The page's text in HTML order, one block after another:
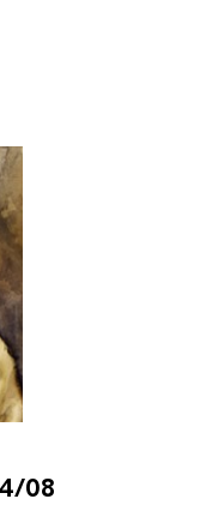
08